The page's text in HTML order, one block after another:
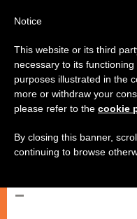
المشاركين في
رسالة بولس
البشرية
–
Notice
This website or its third
necessary to its
purposes illustrated in the
more or withdraw your
please refer to the cookie
By closing this banner,
continuing to browse